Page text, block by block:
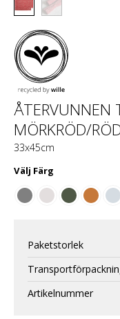
ÅTERVUNNEN
MÖRKRÖD/
33x45cm
Välj Färg
Paketstorlek
Artikelnummer